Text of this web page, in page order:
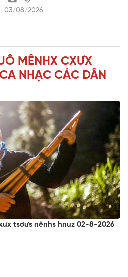
03/08/2026
MÊNHX CXƯX
NHẠC CÁC DÂN
tsơưs nênhs hnuz 02-8-2026